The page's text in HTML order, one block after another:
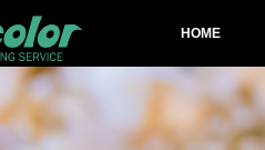
HOME